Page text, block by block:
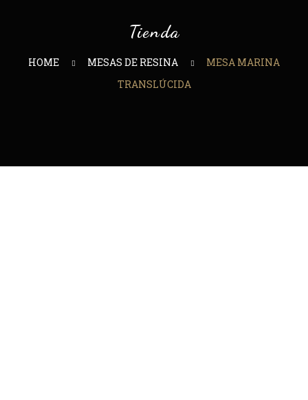
Tienda
HOME MESAS DE RESINA
MESA MARINA
TRANSLÚCIDA